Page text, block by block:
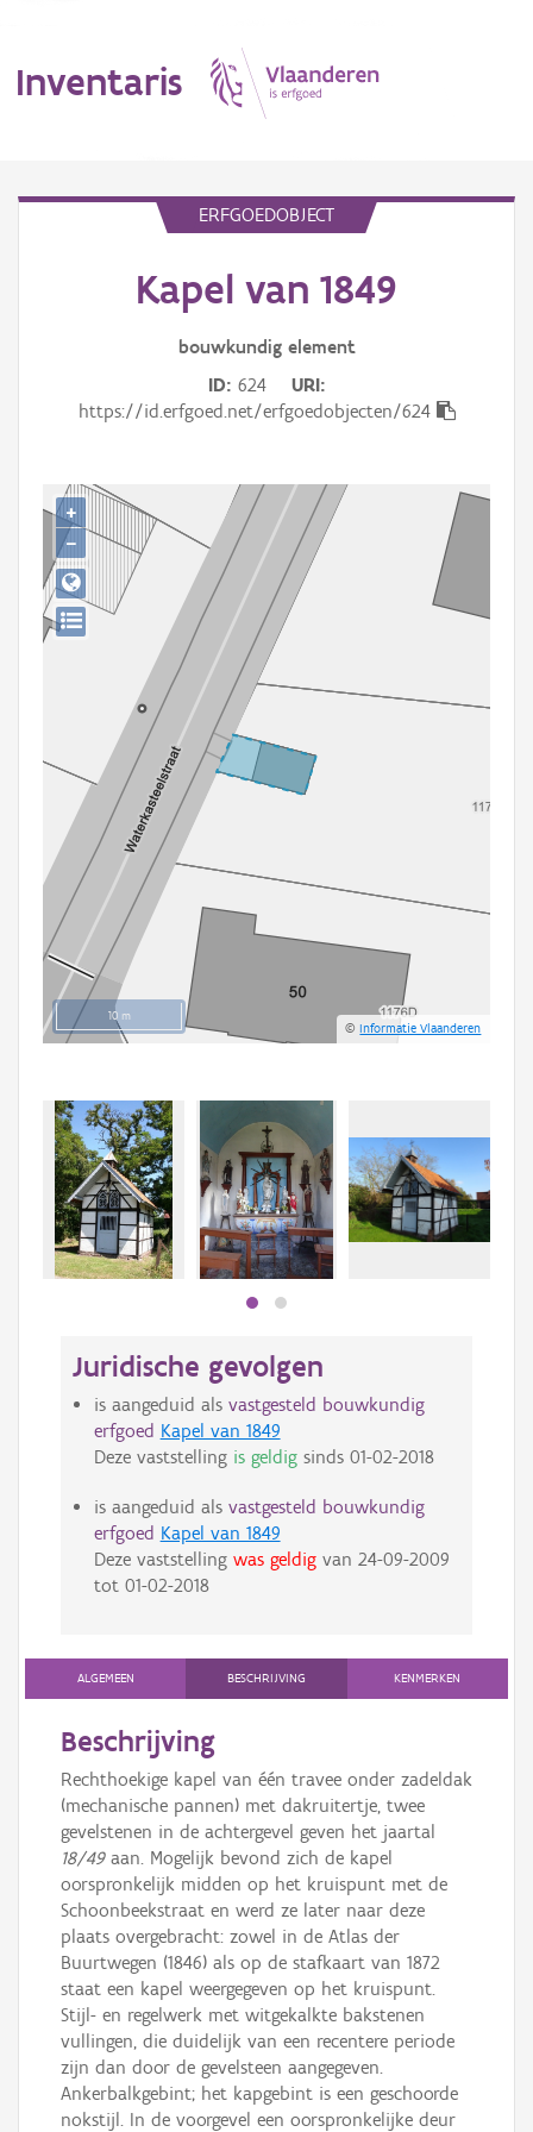
Inventaris
Gebeurtenis
Persoon of collectief
Downloads
Hergebruik
ERFGOEDOBJECT
Kapel van 1849
bouwkundig element
ID 624
URI
https://id.erfgoed.net/erfgoedobjecten/624
10 m
©Informatie Vlaanderen
+
−
Juridische gevolgen
is aangeduid als vastgesteld bouwkundig
erfgoed Kapel van 1849
Deze vaststelling is geldigsinds 01-02-2018
is aangeduid als vastgesteld bouwkundig
erfgoed Kapel van 1849
Deze vaststelling was geldigvan 24-09-2009
tot 01-02-2018
ALGEMEEN BESCHRIJVING KENMERKEN
Beschrijving
Rechthoekige kapel van één travee onder zadeldak
(mechanische pannen) met dakruitertje, twee
gevelstenen in de achtergevel geven het jaartal
18/49aan. Mogelijk bevond zich de kapel
oorspronkelijk midden op het kruispunt met de
Schoonbeekstraat en werd ze later naar deze
plaats overgebracht: zowel in de Atlas der
Buurtwegen (1846) als op de stafkaart van 1872
staat een kapel weergegeven op het kruispunt.
Stijl- en regelwerk met witgekalkte bakstenen
vullingen, die duidelijk van een recentere periode
zijn dan door de gevelsteen aangegeven.
Ankerbalkgebint; het kapgebint is een geschoorde
nokstijl. In de voorgevel een oorspronkelijke deur